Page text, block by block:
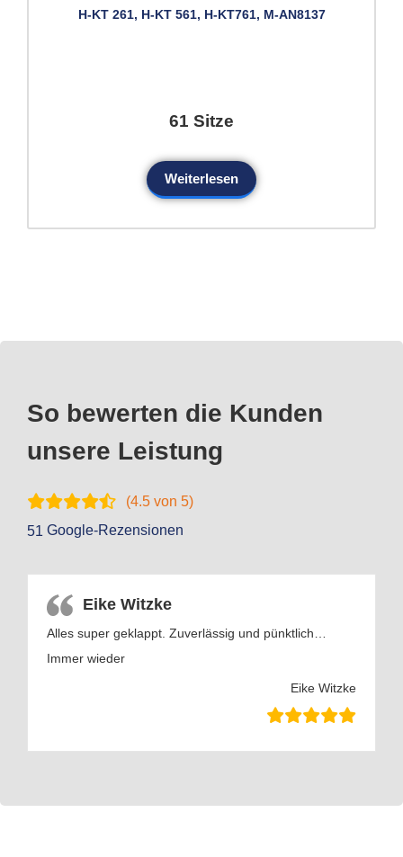
H-KT 261, H-KT 561, H-KT761, M-AN8137
61 Sitze
Weiterlesen
So bewerten die Kunden
unsere Leistung
(4.5 von 5)
51 Google-Rezensionen
Eike Witzke
Alles super geklappt. Zuverlässig und pünktlich…
Immer wieder
Eike Witzke